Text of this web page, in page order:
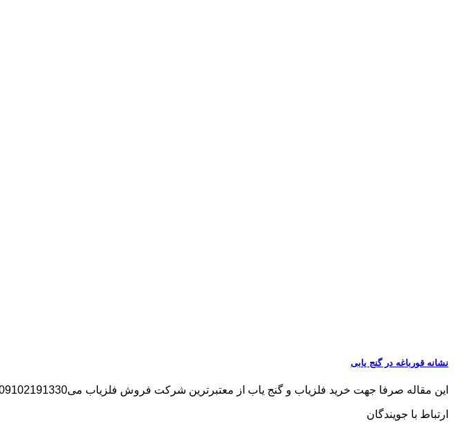
نشانه قورباغه در گنج یابی
این مقاله صرفا جهت خرید فلزیاب و گنج یاب از معتبرترین شرکت فروش فلزیاب می09102191330
ارتباط با جویندگان